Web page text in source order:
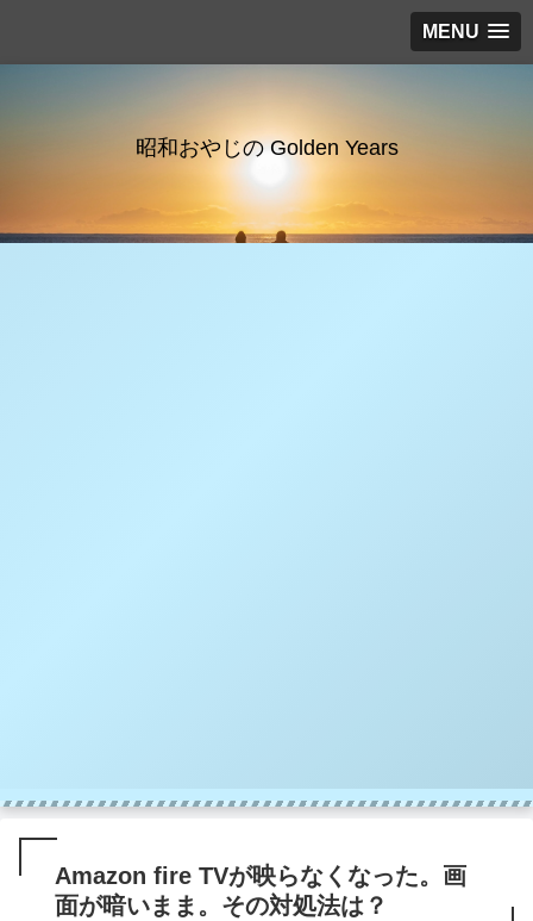
MENU
昭和おやじの Golden Years
Amazon fire TVが映らなくなった。画
面が暗いまま。その対処法は？